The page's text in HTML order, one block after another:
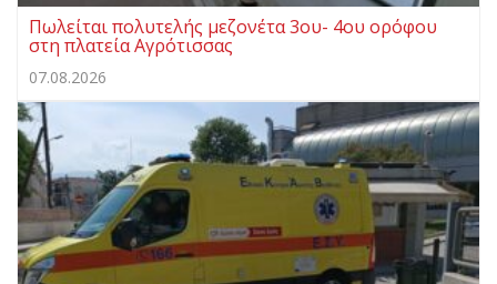
Πωλείται πολυτελής μεζονέτα 3ου- 4ου ορόφου
στη πλατεία Αγρότισσας
07.08.2026